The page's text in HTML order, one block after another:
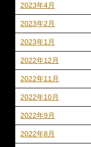
2023年4月
2023年2月
2023年1月
2022年12月
2022年11月
2022年10月
2022年9月
2022年8月